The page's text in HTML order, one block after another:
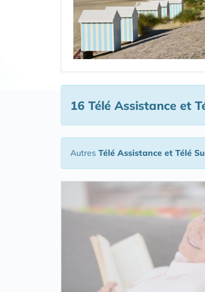
16 Télé Assistance et
Autres Télé Assistance et Télé